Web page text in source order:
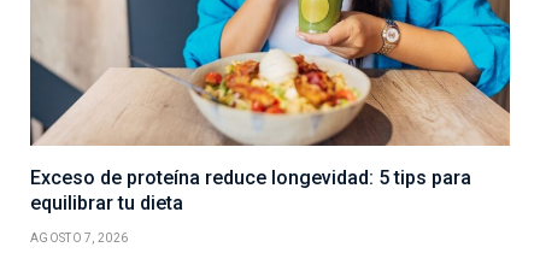
Exceso de proteína reduce longevidad: 5 tips para
equilibrar tu dieta
AGOSTO 7, 2026